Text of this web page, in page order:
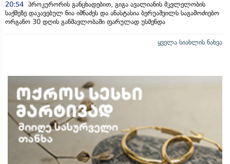
20:54 პროკურორის განცხადებით, გიგა ავალიანის მკვლელობის
საქმეზე დაკავებულ ნია იმნაძეს და ანასტასია ბერუაშვილს საგამოძიებო
ორგანო 30 დღის განმავლობაში ფარულად უსმენდა
ყველა სიახლის ნახვა